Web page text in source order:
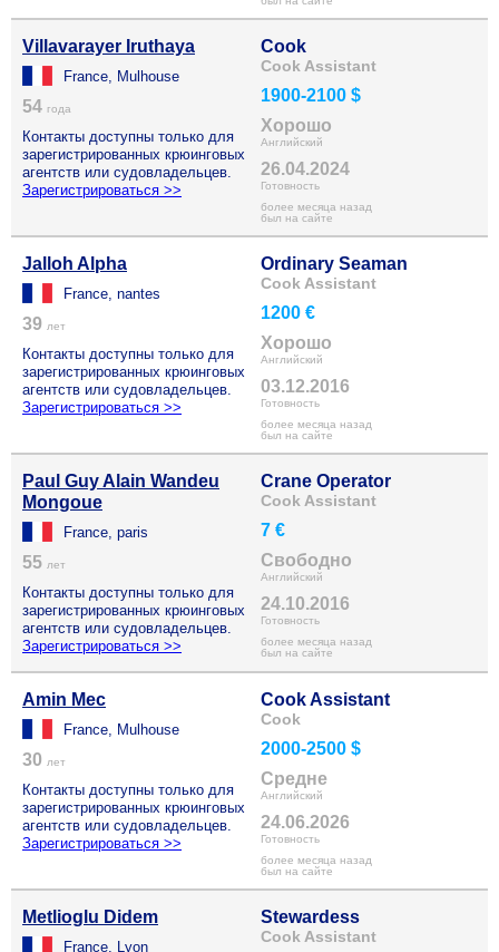
Villavarayer Iruthaya
France, Mulhouse
54 года
Контакты доступны только для
зарегистрированных крюинговых
агентств или судовладельцев.
Зарегистрироваться >>
Cook
Cook Assistant
1900-2100 $
Хорошо
Английский
26.04.2024
Готовность
более месяца назад
был на сайте
Jalloh Alpha
France, nantes
39 лет
Контакты доступны только для
зарегистрированных крюинговых
агентств или судовладельцев.
Зарегистрироваться >>
Ordinary Seaman
Cook Assistant
1200 €
Хорошо
Английский
03.12.2016
Готовность
более месяца назад
был на сайте
Paul Guy Alain Wandeu
Mongoue
France, paris
55 лет
Контакты доступны только для
зарегистрированных крюинговых
агентств или судовладельцев.
Зарегистрироваться >>
Crane Operator
Cook Assistant
7 €
Свободно
Английский
24.10.2016
Готовность
более месяца назад
был на сайте
Amin Mec
France, Mulhouse
30 лет
Контакты доступны только для
зарегистрированных крюинговых
агентств или судовладельцев.
Зарегистрироваться >>
Cook Assistant
Cook
2000-2500 $
Средне
Английский
24.06.2026
Готовность
более месяца назад
был на сайте
Metlioglu Didem
France, Lyon
Stewardess
Cook Assistant